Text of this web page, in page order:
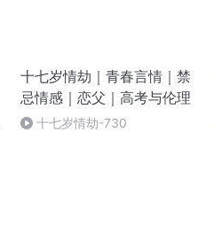
十七岁情劫｜青春言情｜禁
忌情感｜恋父｜高考与伦理
十七岁情劫-730